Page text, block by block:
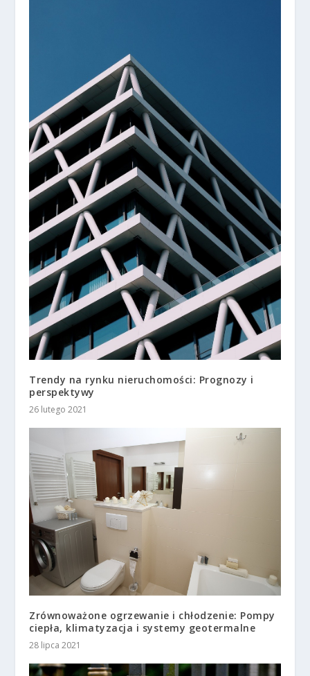
Trendy na rynku nieruchomości: Prognozy i
perspektywy
26 lutego 2021
Zrównoważone ogrzewanie i chłodzenie: Pompy
ciepła, klimatyzacja i systemy geotermalne
28 lipca 2021